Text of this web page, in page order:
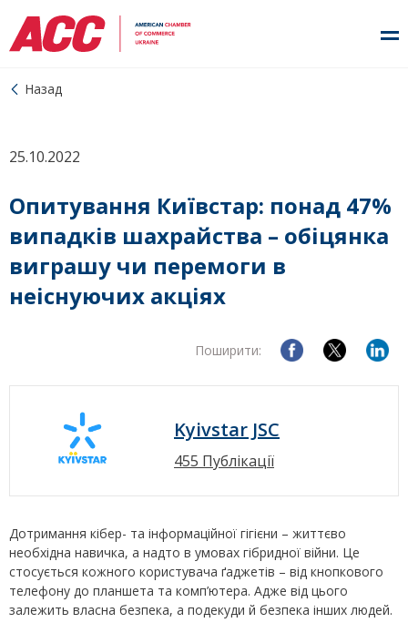
Назад
25.10.2022
Опитування Київстар: понад 47%
випадків шахрайства – обіцянка
виграшу чи перемоги в
неіснуючих акціях
Поширити:
Kyivstar JSC
455 Публікації
Дотримання кібер- та інформаційної гігієни – життєво
необхідна навичка, а надто в умовах гібридної війни. Це
стосується кожного користувача ґаджетів – від кнопкового
телефону до планшета та комп’ютера. Адже від цього
залежить власна безпека, а подекуди й безпека інших людей.